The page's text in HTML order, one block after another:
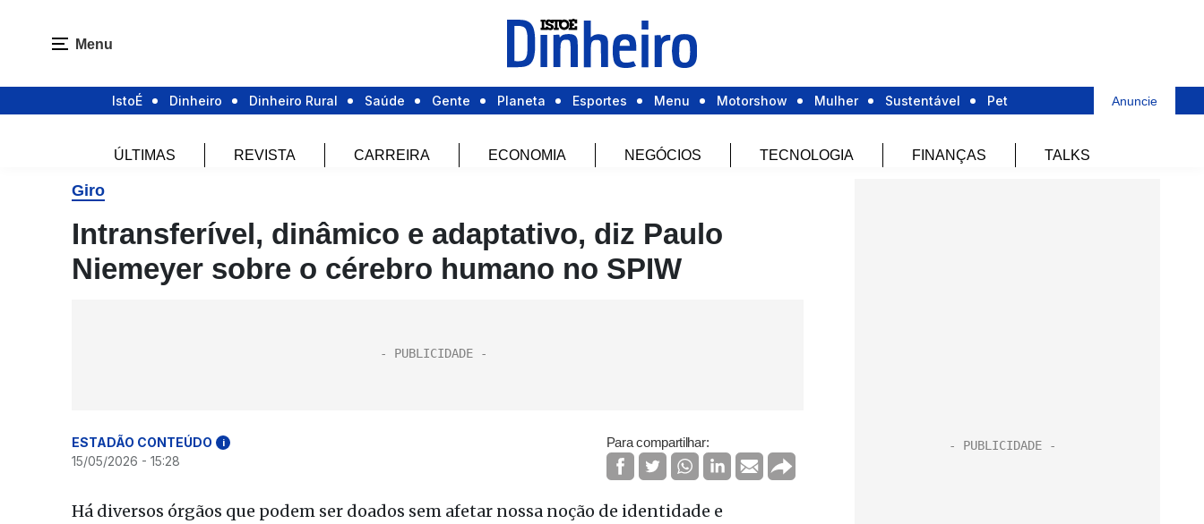
Menu
IstoÉ Dinheiro Dinheiro Rural Saúde Gente Planeta Esportes Menu Motorshow Mulher Sustentável Pet Anuncie
ÚLTIMAS REVISTA CARREIRA ECONOMIA NEGÓCIOS TECNOLOGIA FINANÇAS TALKS
Giro
Intransferível, dinâmico e adaptativo, diz Paulo
Niemeyer sobre o cérebro humano no SPIW
ESTADÃO CONTEÚDO i
15/05/2026 - 15:28
Para compartilhar:
Há diversos órgãos que podem ser doados sem afetar nossa noção de identidade e